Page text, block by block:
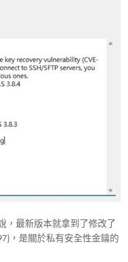
，最新版本就拿到了修改了
，是關於私有安全性金鑰的